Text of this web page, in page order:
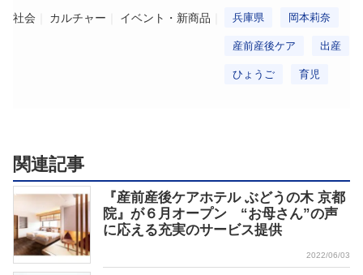
社会 カルチャー イベント・新商品 兵庫県 岡本莉奈
産前産後ケア 出産
ひょうご 育児
関連記事
『産前産後ケアホテル ぶどうの木 京都
院』が６月オープン “お母さん”の声
に応える充実のサービス提供
2022/06/03